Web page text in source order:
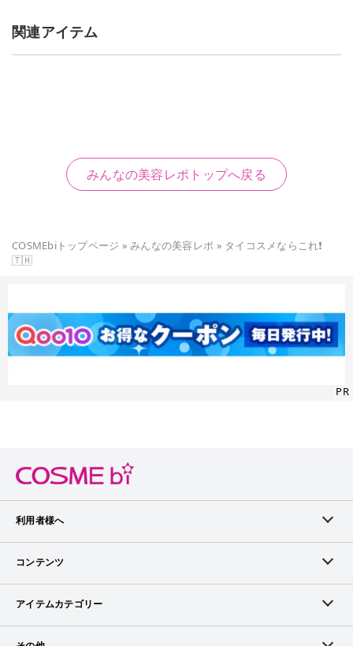
関連アイテム
みんなの美容レポトップへ戻る
COSMEbiトップページ »みんなの美容レポ » タイコスメならこれ❗️
🇹🇭
PR
利用者様へ
メンバーログイン
メンバー会員について
コンテンツ
ランキング
アイテムカテゴリー
スキンケア